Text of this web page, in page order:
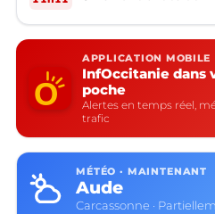
APPLICATION MOBILE
InfOccitanie dans
poche
Alertes en temps réel,
trafic
MÉTÉO · MAINTENANT
Aude
Carcassonne ·